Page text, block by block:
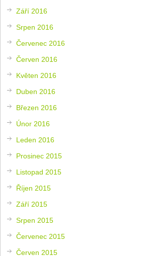
Září 2016
Srpen 2016
Červenec 2016
Červen 2016
Květen 2016
Duben 2016
Březen 2016
Únor 2016
Leden 2016
Prosinec 2015
Listopad 2015
Říjen 2015
Září 2015
Srpen 2015
Červenec 2015
Červen 2015